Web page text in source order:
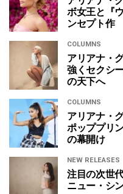
ボ女王と『
ンセプト作
COLUMNS
アリアナ・
強くセクシ
の天下へ
COLUMNS
アリアナ・
ポッププリ
の幕開け
NEW RELEASES
注目の次世
ニュー・シ